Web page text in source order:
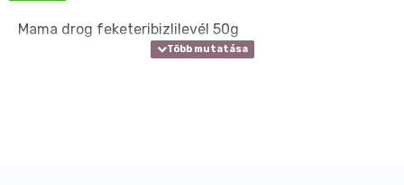
Mama drog feketeribizlilevél 50g